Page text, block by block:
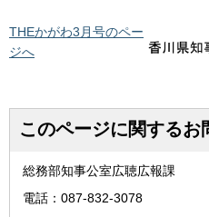
THEかがわ3月号のペー
ジへ
このページに関するお
総務部知事公室広聴広報課
電話：087-832-3078